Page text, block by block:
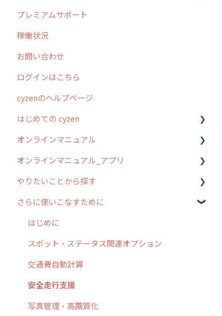
清掃
不動産
障害情報
リリース
2026年のリリース情報
2025年のリリース情報
2024年のリリース情報
2023年のリリース情報
過去のリリース
2019年までのリリース情報
お客様の声を実現しました
プレミアムサポート
稼働状況
お問い合わせ
ログインはこちら
cyzenのヘルプページ
はじめての cyzen
0. はじめてのcyzenの使い方
1. cyzenについて知ろう
2. 主要機能の概要
3. cyzenの位置情報取得について
4. cyzen利用前の準備：システム管理者編
5. 基本的な使い方：システム管理者編
6. 基本的な使い方：ユーザー編
7. 初心者向けよくある質問集
8. 用語集
オンラインマニュアル
管理サイトの使い始め
ユーザー・グループ管理
行動管理
予定管理
スポット
ステータス・主観
報告書・行動種別
勤怠管理
オンラインマニュアル_アプリ
アプリの使い始め
ホーム画面
スポット
報告閲覧
予定
日報
履歴
やりたいことから探す
行動管理
勤怠管理
予定管理
スポット
ステータス・主観
報告書・行動種別
さらに使いこなすために
はじめに
スポット・ステータス関連オプション
交通費自動計算
安全走行支援
写真管理・高画質化